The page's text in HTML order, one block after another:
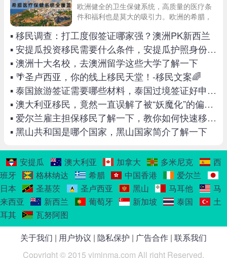
欧洲健全的卫生保健系统，高质量的医疗条
件和福利也是莫大的吸引力。欧洲的希腊，
生系统都位居全球前列。那么欧洲医疗福利
哪家强呢？希腊医疗保健系统全覆盖!
▪ 移民调查：打工度假签证哪家强？澳洲PK新西兰
▪ 安提瓜投资移民需要什么条件，安提瓜护照身份有用吗？
▪ 澳洲十大名校，去澳洲留学这些大学了解一下
▪ 🌴圣卢西亚，你的线上移民天堂！-移民文案🌈
▪ 泰国旅游签证需要哪些材料，泰国过境签证好申请吗
▪ 澳大利亚移民，竟然一直误解了被“妖魔化”的偏远地区
▪ 爱尔兰雇主担保移民了解一下，教你如何快速移民爱尔兰
▪ 黑山共和国是哪个国家，黑山国家简介了解一下
安提瓜 澳大利亚 加拿大 多米尼克
西
班牙
格林纳达 希腊 中国香港
爱尔兰
日本
圣基茨 圣卢西亚 黑山 马耳他
马
来西亚
新西兰 葡萄牙 新加坡 泰国
土
耳其
瓦努阿图
关于我们 | 用户协议 | 隐私保护 | 广告合作 | 联系我们
Copyright © 2015 yiminma.com All right Reserved.